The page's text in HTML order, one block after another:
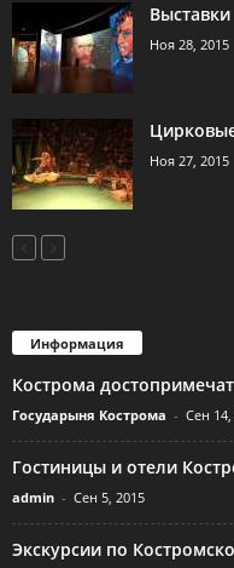
Выставки
Ноя 28, 2015
Ноя 27, 2015
Информация
Кострома
Государыня Кострома - Сен 14,
Гостиницы и отели
admin - Сен 5, 2015
Экскурсии по